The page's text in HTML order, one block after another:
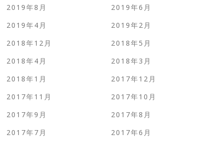
2019年8月
2019年6月
2019年4月
2019年2月
2018年12月
2018年5月
2018年4月
2018年3月
2018年1月
2017年12月
2017年11月
2017年10月
2017年9月
2017年8月
2017年7月
2017年6月